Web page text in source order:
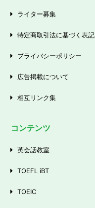
ライター募集
特定商取引法に基づく表記
プライバシーポリシー
広告掲載について
相互リンク集
コンテンツ
英会話教室
TOEFL iBT
TOEIC